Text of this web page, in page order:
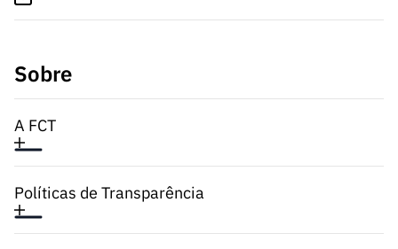
Sobre
A FCT
Políticas de Transparência